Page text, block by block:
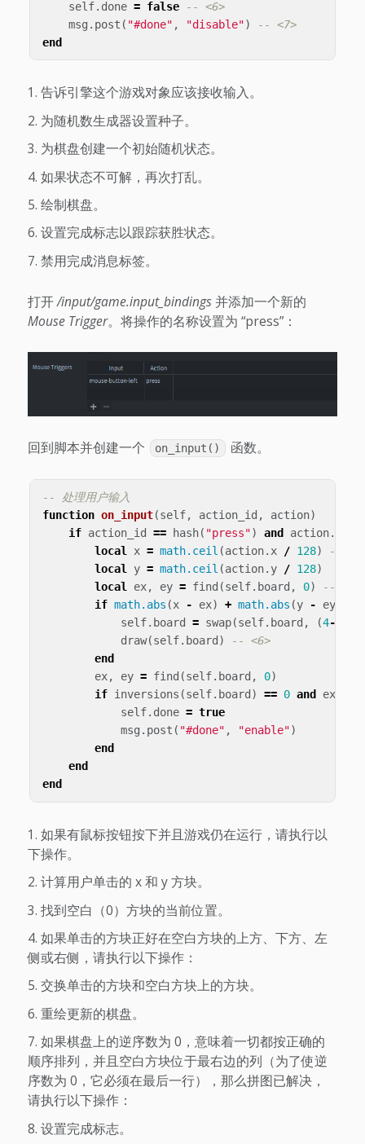
self. done = false
-- <6>
msg . post ( "#done" , "disable")
-- <7>
end
告诉引擎这个游戏对象应该接收输入。
为随机数生成器设置种子。
为棋盘创建一个初始随机状态。
如果状态不可解，再次打乱。
绘制棋盘。
设置完成标志以跟踪获胜状态。
禁用完成消息标签。
打开/input/game.input_bindings并添加一个新的
Mouse Trigger。将操作的名称设置为 “press”：
回到脚本并创建一个 on_input() 函数。
-- 处理用户输入
function on_input(self, action_id , action)
if action_id == hash( "press") and action.
local x = math.ceil (action.x / 128)
--
local y = math.ceil (action. y / 128)
local ex, ey = find (self. board , 0)
-- <3>
if math.abs (x - ex) + math.abs (y - ey
self. board = swap(self. board , (4-
draw(self. board )
-- <6>
end
ex, ey = find (self. board , 0)
if inversions (self. board ) == 0 and ex
self. done = true
msg . post ( "#done" , "enable")
end
end
end
如果有鼠标按钮按下并且游戏仍在运行，请执行以
下操作。
计算用户单击的 x 和 y 方块。
找到空白（0）方块的当前位置。
如果单击的方块正好在空白方块的上方、下方、左
侧或右侧，请执行以下操作：
交换单击的方块和空白方块上的方块。
重绘更新的棋盘。
如果棋盘上的逆序数为 0，意味着一切都按正确的
顺序排列，并且空白方块位于最右边的列（为了使逆
序数为 0，它必须在最后一行），那么拼图已解决，
请执行以下操作：
设置完成标志。